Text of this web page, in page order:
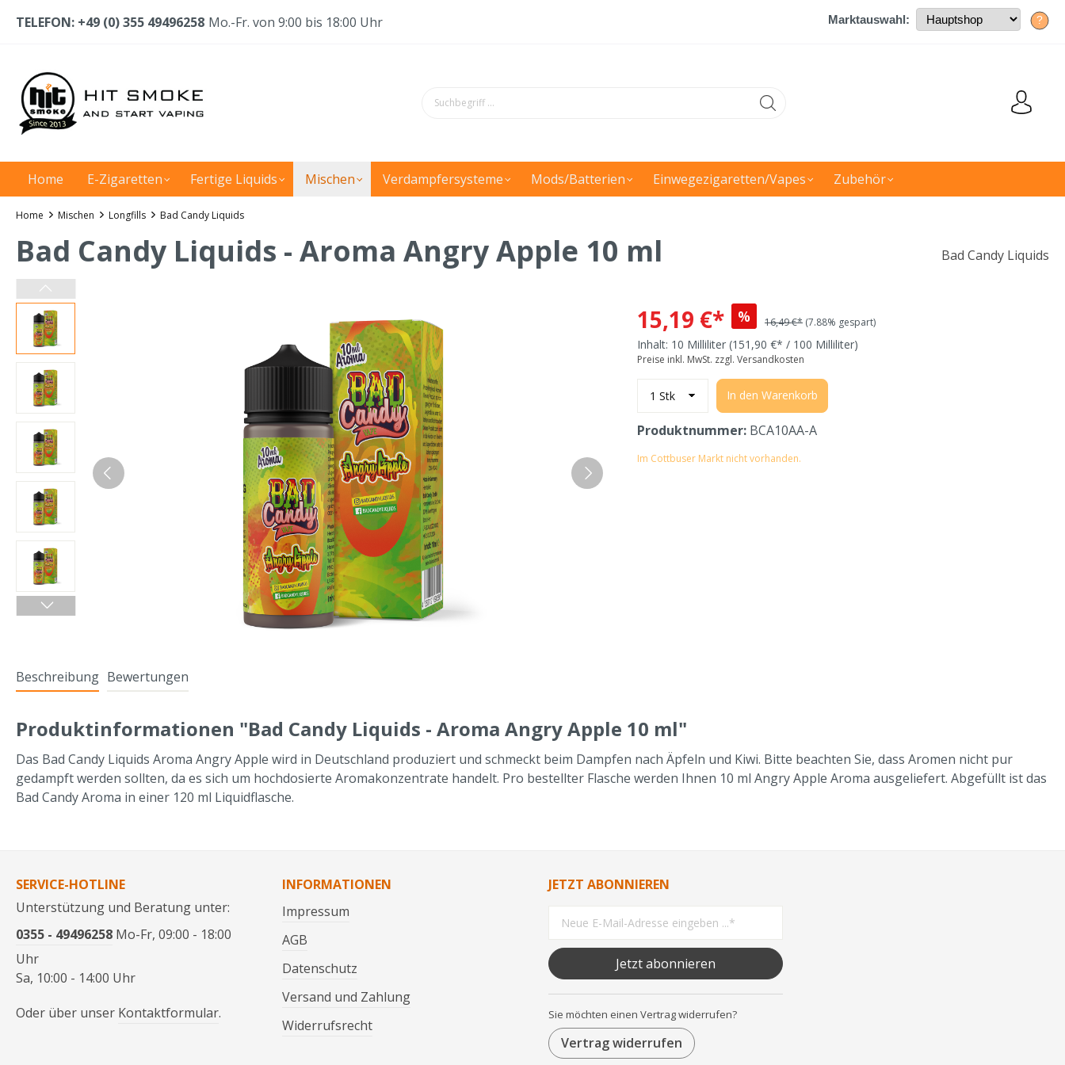
TELEFON: +49 (0) 355 49496258 Mo.-Fr. von 9:00 bis 18:00 Uhr Marktauswahl: ?
Home E-Zigaretten Fertige Liquids Mischen Verdampfersysteme Mods/Batterien Einwegezigaretten/Vapes Zubehör
Home Mischen Longfills Bad Candy Liquids
Bad Candy Liquids - Aroma Angry Apple 10 ml Bad Candy Liquids
15,19 €* % 16,49 €* (7.88% gespart)
Inhalt: 10 Milliliter (151,90 €* / 100 Milliliter)
Preise inkl. MwSt. zzgl. Versandkosten
In den Warenkorb
Produktnummer: BCA10AA-A
Im Cottbuser Markt nicht vorhanden.
Beschreibung Bewertungen
Produktinformationen "Bad Candy Liquids - Aroma Angry Apple 10 ml"
Das Bad Candy Liquids Aroma Angry Apple wird in Deutschland produziert und schmeckt beim Dampfen nach Äpfeln und Kiwi. Bitte beachten Sie, dass Aromen nicht pur
gedampft werden sollten, da es sich um hochdosierte Aromakonzentrate handelt. Pro bestellter Flasche werden Ihnen 10 ml Angry Apple Aroma ausgeliefert. Abgefüllt ist das
Bad Candy Aroma in einer 120 ml Liquidflasche.
SERVICE-HOTLINE
Unterstützung und Beratung unter:
0355 - 49496258 Mo-Fr, 09:00 - 18:00
Uhr
Sa, 10:00 - 14:00 Uhr
Oder über unser Kontaktformular.
INFORMATIONEN
Impressum
AGB
Datenschutz
Versand und Zahlung
Widerrufsrecht
JETZT ABONNIEREN
Jetzt abonnieren
Sie möchten einen Vertrag widerrufen?
Vertrag widerrufen